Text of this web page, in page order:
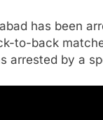
has been
to-back
arrested by a